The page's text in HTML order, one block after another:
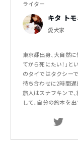
ライター
キタ トモ
愛犬家
東京都出身、大自然
てから死にたい！」
のタイではタクシー
待ち合わせに2時間
旅人はスナフキンで
して、自分の旅本を出